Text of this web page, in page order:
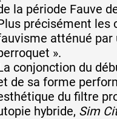
la période Fauve
précisément les
atténué par
».
conjonction du
de sa forme
du filtre
hybride, Sim